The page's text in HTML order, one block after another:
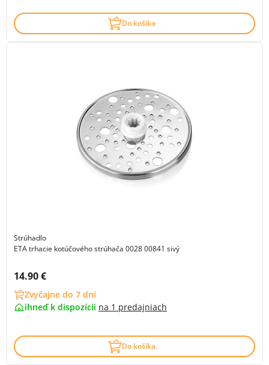
Do košíka
Strúhadlo
ETA trhacie kotúčového strúhača 0028 00841 sivý
Cena s DPH:
14.90 €
Zvyčajne do 7 dní
ihneď k dispozícii na 1 predajniach
Do košíka